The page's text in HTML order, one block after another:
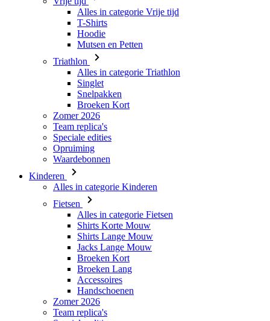
Triathlon
Alles in categorie Triathlon
Singlet
Snelpakken
Broeken Kort
Zomer 2026
Team replica's
Speciale edities
Opruiming
Waardebonnen
Kinderen
Alles in categorie Kinderen
Fietsen
Alles in categorie Fietsen
Shirts Lange Mouw
Jacks Lange Mouw
Broeken Kort
Broeken Lang
Accessoires
Handschoenen
Zomer 2026
Team replica's
Speciale edities
Opruiming
Waardebonnen
Custom Teamwear
Stories